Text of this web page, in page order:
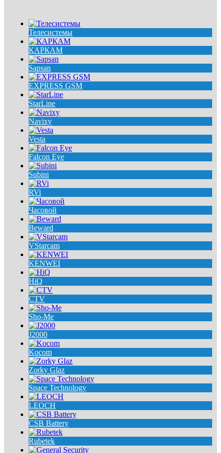
Телесистемы
КАРКАМ
Sapsan
EXPRESS GSM
StarLine
Navixy
Vesta
Falcon Eye
Subini
RVi
Часовой
Beward
VStarcam
KENWEI
HiQ
CTV
Sho-Me
J2000
Kocom
Zorky Glaz
Space Technology
LEOCH
CSB Battery
Rubetek